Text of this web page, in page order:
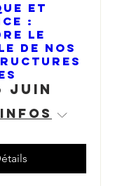
et
:
le
de nos
juin